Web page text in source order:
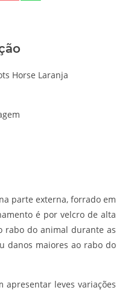
Horse Laranja
parte externa, forrado em
é por velcro de alta
rabo do animal durante as
danos maiores ao rabo do
apresentar leves variações